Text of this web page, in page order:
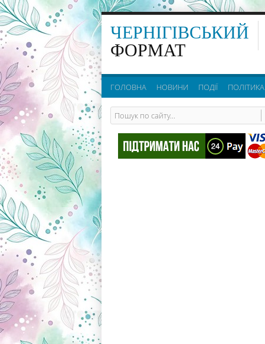
ЧЕРНІГІВСЬКИЙ
ФОРМАТ
ГОЛОВНА НОВИНИ ПОДІЇ ПОЛІТИКА